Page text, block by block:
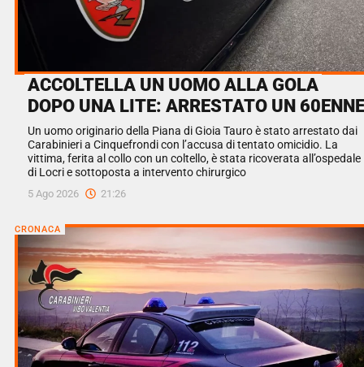
ACCOLTELLA UN UOMO ALLA GOLA
DOPO UNA LITE: ARRESTATO UN 60ENNE
Un uomo originario della Piana di Gioia Tauro è stato arrestato dai
Carabinieri a Cinquefrondi con l’accusa di tentato omicidio. La
vittima, ferita al collo con un coltello, è stata ricoverata all’ospedale
di Locri e sottoposta a intervento chirurgico
5 Ago 2026 21:26
CRONACA